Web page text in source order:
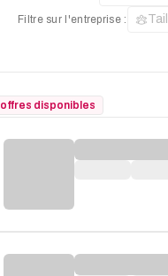
Filtre sur l'entreprise :
offres disponibles